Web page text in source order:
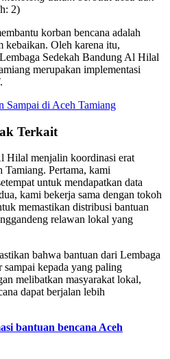
2)
korban bencana adalah
kebaikan. Oleh karena itu,
Sedekah Bandung Al Hilal
merupakan implementasi
Sampai di Aceh Tamiang
Terkait
Hilal menjalin koordinasi erat
Tamiang. Pertama, kami
untuk mendapatkan data
kami bekerja sama dengan tokoh
memastikan distribusi bantuan
relawan lokal yang
bahwa bantuan dari Lembaga
sampai kepada yang paling
melibatkan masyarakat lokal,
dapat berjalan lebih
bantuan bencana Aceh